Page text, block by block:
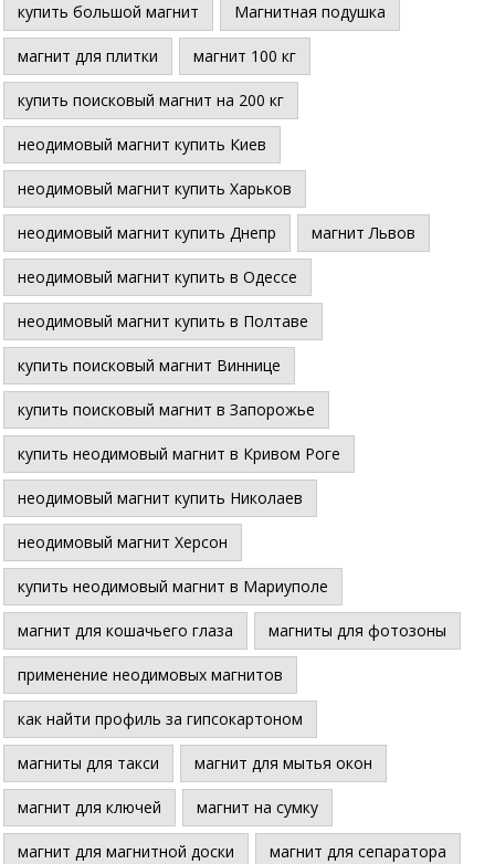
купить большой магнит Магнитная подушка
магнит для плитки магнит 100 кг
купить поисковый магнит на 200 кг
неодимовый магнит купить Киев
неодимовый магнит купить Харьков
неодимовый магнит купить Днепр магнит Львов
неодимовый магнит купить в Одессе
неодимовый магнит купить в Полтаве
купить поисковый магнит Виннице
купить поисковый магнит в Запорожье
купить неодимовый магнит в Кривом Роге
неодимовый магнит купить Николаев
неодимовый магнит Херсон
купить неодимовый магнит в Мариуполе
магнит для кошачьего глаза магниты для фотозоны
применение неодимовых магнитов
как найти профиль за гипсокартоном
магниты для такси магнит для мытья окон
магнит для ключей магнит на сумку
магнит для магнитной доски магнит для сепаратора